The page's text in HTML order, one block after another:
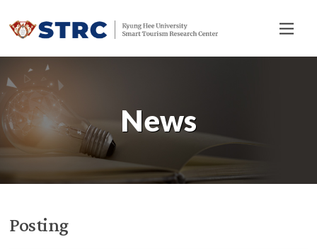
전
체
News
Posting